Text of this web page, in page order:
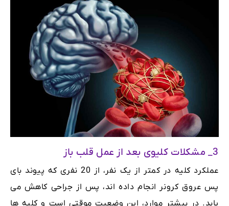
3_ مشکلات کلیوی بعد از عمل قلب باز
عملکرد کلیه در کمتر از یک نفر، از 20 نفری که پیوند بای
پس عروق کرونر انجام داده اند، پس از جراحی کاهش می
یابد. در بیشتر موارد، این وضعیت موقتی است و کلیه ها